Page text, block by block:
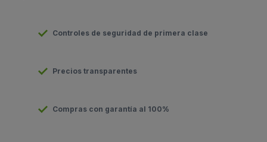
Controles de seguridad de primera clase
Precios transparentes
Compras con garantía al 100%